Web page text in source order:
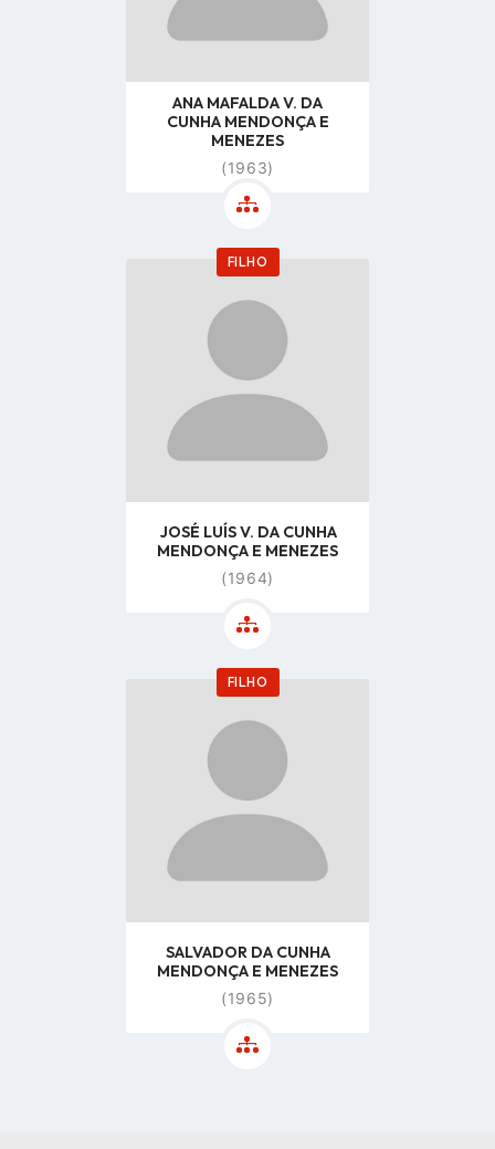
ANA MAFALDA V. DA
CUNHA MENDONÇA E
MENEZES
(1963)
FILHO
Go
profile
page
JOSÉ LUÍS V. DA CUNHA
MENDONÇA E MENEZES
(1964)
FILHO
Go
profile
page
SALVADOR DA CUNHA
MENDONÇA E MENEZES
(1965)